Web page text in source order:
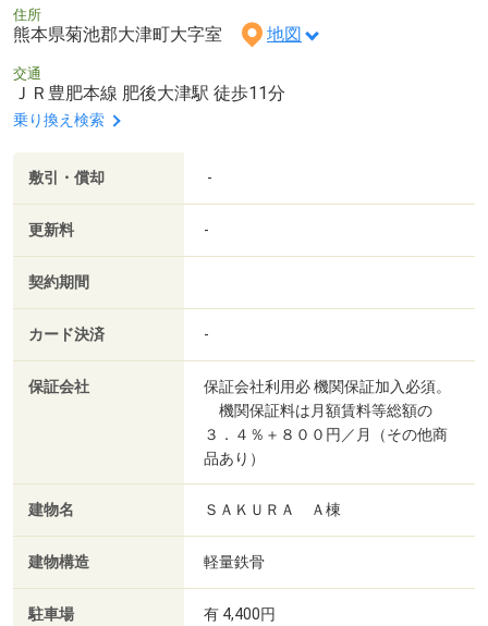
住所
熊本県菊池郡大津町大字室 地図
交通
ＪＲ豊肥本線 肥後大津駅 徒歩11分
乗り換え検索
敷引・償却 -
更新料 -
契約期間
カード決済 -
保証会社
保証会社利用必 機関保証加入必須。
機関保証料は月額賃料等総額の
３．４％＋８００円／月（その他商
品あり）
建物名 ＳＡＫＵＲＡ Ａ棟
建物構造 軽量鉄骨
駐車場 有 4,400円